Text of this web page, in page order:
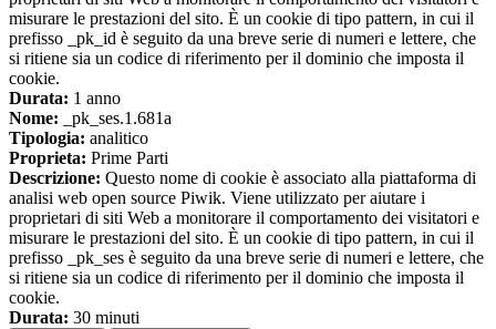
misurare le prestazioni del sito. È un cookie di tipo pattern, in cui il
prefisso _pk_id è seguito da una breve serie di numeri e lettere, che
si ritiene sia un codice di riferimento per il dominio che imposta il
cookie.
Durata: 1 anno
Nome: _pk_ses.1.681a
Tipologia: analitico
Proprieta: Prime Parti
Descrizione: Questo nome di cookie è associato alla piattaforma di
analisi web open source Piwik. Viene utilizzato per aiutare i
proprietari di siti Web a monitorare il comportamento dei visitatori e
misurare le prestazioni del sito. È un cookie di tipo pattern, in cui il
prefisso _pk_ses è seguito da una breve serie di numeri e lettere, che
si ritiene sia un codice di riferimento per il dominio che imposta il
cookie.
Durata: 30 minuti